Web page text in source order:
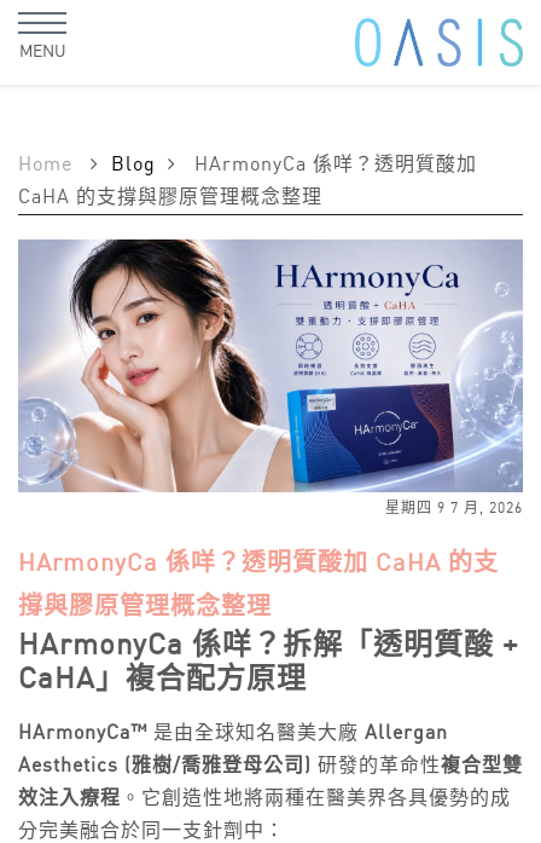
MENU
Home Blog
HArmonyCa 係咩？透明質酸加
CaHA 的支撐與膠原管理概念整理
星期四 9 7 月, 2026
HArmonyCa 係咩？透明質酸加 CaHA 的支
撐與膠原管理概念整理
HArmonyCa 係咩？拆解「透明質酸 +
CaHA」複合配方原理
HArmonyCa™ 是由全球知名醫美大廠 Allergan
Aesthetics (雅樹/喬雅登母公司) 研發的革命性複合型雙
效注入療程 。它創造性地將兩種在醫美界各具優勢的成
分完美融合於同一支針劑中：